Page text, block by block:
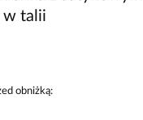
w talii
obniżką: